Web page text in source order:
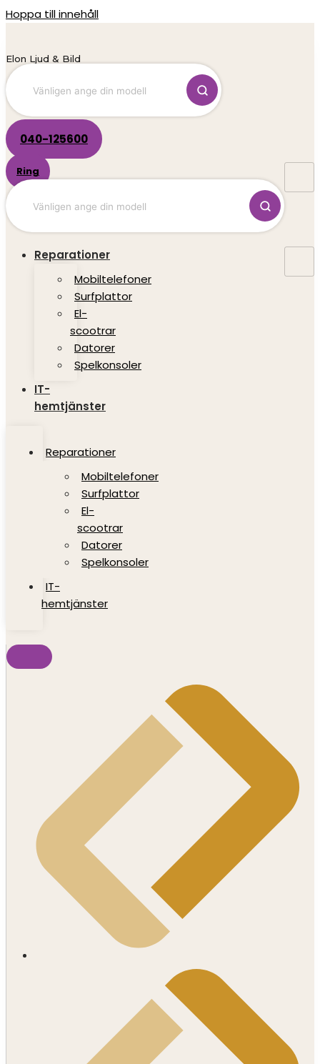
Hoppa till innehåll
Elon Ljud & Bild
040-125600
Ring
Reparationer
Mobiltelefoner
Surfplattor
El-
scootrar
Datorer
Spelkonsoler
IT-
hemtjänster
Reparationer
Mobiltelefoner
Surfplattor
El-
scootrar
Datorer
Spelkonsoler
IT-
hemtjänster